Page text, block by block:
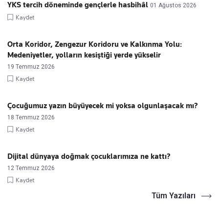
YKS tercih döneminde gençlerle hasbihâl 01 Ağustos 2026
Kaydet
Orta Koridor, Zengezur Koridoru ve Kalkınma Yolu:
Medeniyetler, yolların kesiştiği yerde yükselir
19 Temmuz 2026
Kaydet
Çocuğumuz yazın büyüyecek mi yoksa olgunlaşacak mı?
18 Temmuz 2026
Kaydet
Dijital dünyaya doğmak çocuklarımıza ne kattı?
12 Temmuz 2026
Kaydet
Tüm Yazıları